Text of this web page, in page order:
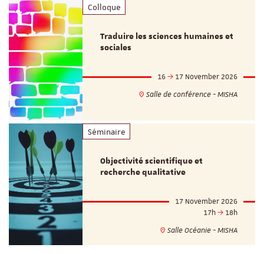
Colloque
Traduire les sciences humaines et
sociales
16
17 November 2026
Salle de conférence - MISHA
Séminaire
Objectivité scientifique et
recherche qualitative
17 November 2026
17h
18h
Salle Océanie - MISHA